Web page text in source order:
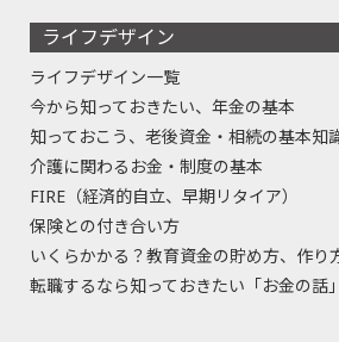
ライフデザイン
ライフデザイン一覧
今から知っておきたい、年金の基本
知っておこう、老後資金・相続の基本知
介護に関わるお金・制度の基本
FIRE（経済的自立、早期リタイア）
保険との付き合い方
いくらかかる？教育資金の貯め方、作り
転職するなら知っておきたい「お金の話」